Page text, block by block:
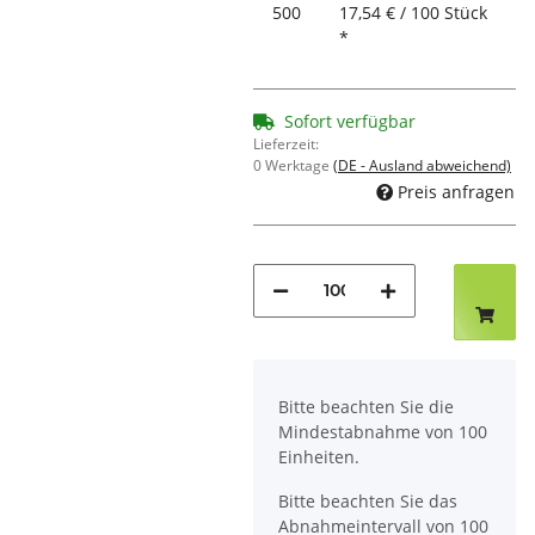
500
17,54 € / 100 Stück
*
Sofort verfügbar
Lieferzeit:
0 Werktage (DE - Ausland abweichend)
Preis anfragen
Bitte beachten Sie die
Mindestabnahme von 100
Einheiten.
Bitte beachten Sie das
Abnahmeintervall von 100